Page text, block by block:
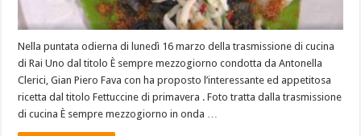
Nella puntata odierna di lunedì 16 marzo della trasmissione di cucina
di Rai Uno dal titolo È sempre mezzogiorno condotta da Antonella
Clerici, Gian Piero Fava con ha proposto l’interessante ed appetitosa
ricetta dal titolo Fettuccine di primavera . Foto tratta dalla trasmissione
di cucina È sempre mezzogiorno in onda …